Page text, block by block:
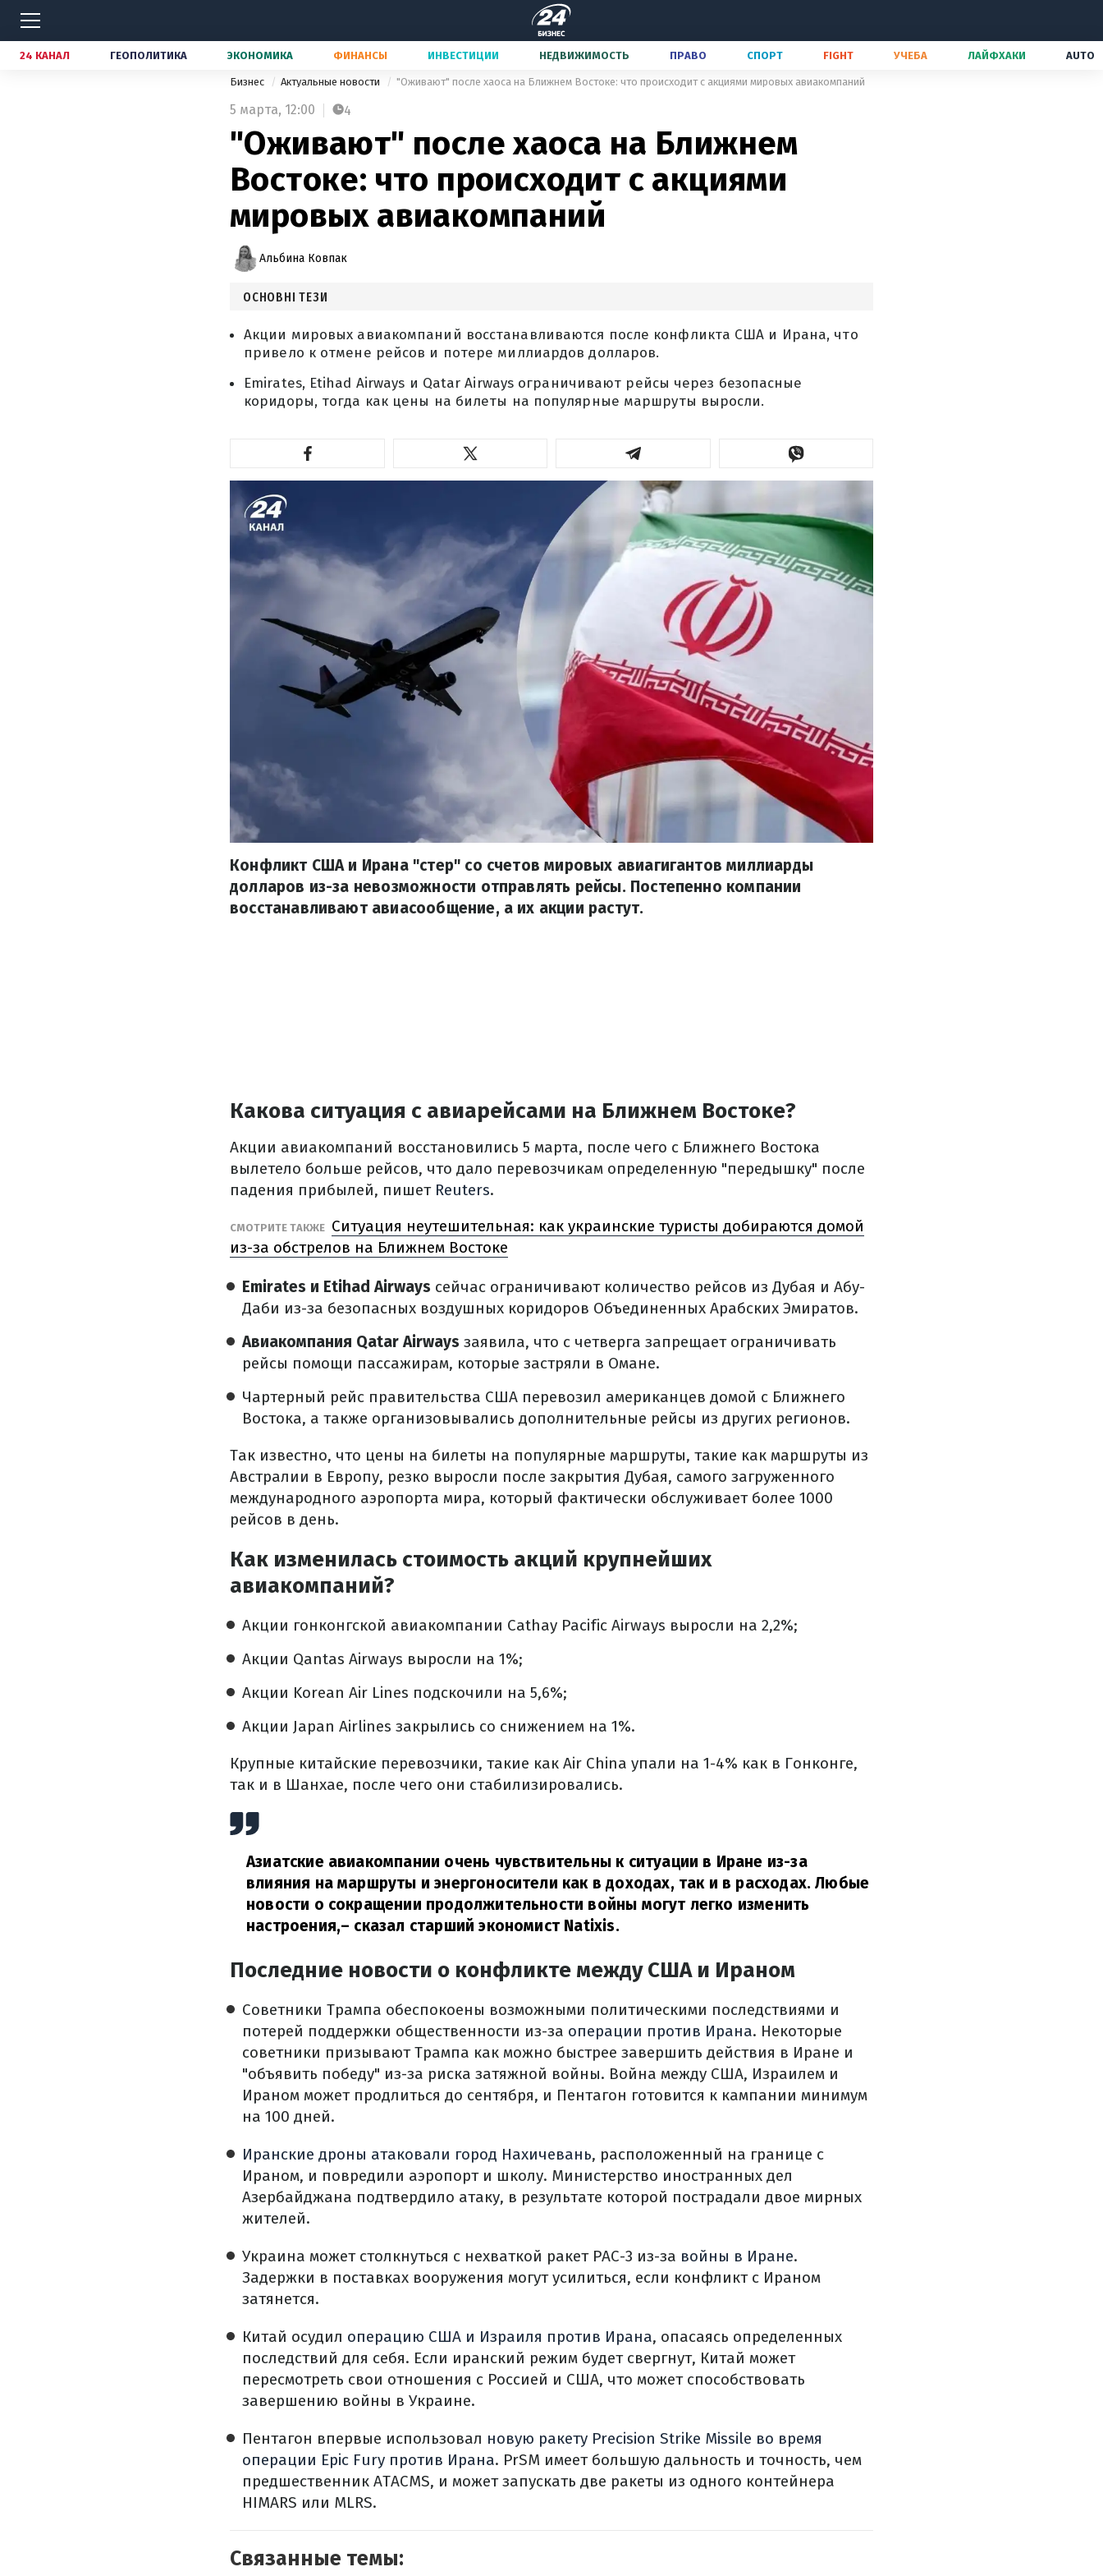
24 КАНАЛ ГЕОПОЛИТИКА ЭКОНОМИКА ФИНАНСЫ ИНВЕСТИЦИИ НЕДВИЖИМОСТЬ ПРАВО СПОРТ FIGHT УЧЕБА ЛАЙФХАКИ AUTO
Бизнес Актуальные новости "Оживают" после хаоса на Ближнем Востоке: что происходит с акциями мировых авиакомпаний
5 марта, 12:00 4
"Оживают" после хаоса на Ближнем
Востоке: что происходит с акциями
мировых авиакомпаний
Альбина Ковпак
ОСНОВНІ ТЕЗИ
Акции мировых авиакомпаний восстанавливаются после конфликта США и Ирана, что
привело к отмене рейсов и потере миллиардов долларов.
Emirates, Etihad Airways и Qatar Airways ограничивают рейсы через безопасные
коридоры, тогда как цены на билеты на популярные маршруты выросли.
Конфликт США и Ирана "стер" со счетов мировых авиагигантов миллиарды
долларов из-за невозможности отправлять рейсы. Постепенно компании
восстанавливают авиасообщение, а их акции растут.
Какова ситуация с авиарейсами на Ближнем Востоке?
Акции авиакомпаний восстановились 5 марта, после чего с Ближнего Востока
вылетело больше рейсов, что дало перевозчикам определенную "передышку" после
падения прибылей, пишет Reuters.
СМОТРИТЕ ТАКЖЕ Ситуация неутешительная: как украинские туристы добираются домой
из-за обстрелов на Ближнем Востоке
Emirates и Etihad Airways сейчас ограничивают количество рейсов из Дубая и Абу-
Даби из-за безопасных воздушных коридоров Объединенных Арабских Эмиратов.
Авиакомпания Qatar Airways заявила, что с четверга запрещает ограничивать
рейсы помощи пассажирам, которые застряли в Омане.
Чартерный рейс правительства США перевозил американцев домой с Ближнего
Востока, а также организовывались дополнительные рейсы из других регионов.
Так известно, что цены на билеты на популярные маршруты, такие как маршруты из
Австралии в Европу, резко выросли после закрытия Дубая, самого загруженного
международного аэропорта мира, который фактически обслуживает более 1000
рейсов в день.
Как изменилась стоимость акций крупнейших
авиакомпаний?
Акции гонконгской авиакомпании Cathay Pacific Airways выросли на 2,2%;
Акции Qantas Airways выросли на 1%;
Акции Korean Air Lines подскочили на 5,6%;
Акции Japan Airlines закрылись со снижением на 1%.
Крупные китайские перевозчики, такие как Air China упали на 1-4% как в Гонконге,
так и в Шанхае, после чего они стабилизировались.
Азиатские авиакомпании очень чувствительны к ситуации в Иране из-за
влияния на маршруты и энергоносители как в доходах, так и в расходах. Любые
новости о сокращении продолжительности войны могут легко изменить
настроения,– сказал старший экономист Natixis.
Последние новости о конфликте между США и Ираном
Советники Трампа обеспокоены возможными политическими последствиями и
потерей поддержки общественности из-за операции против Ирана. Некоторые
советники призывают Трампа как можно быстрее завершить действия в Иране и
"объявить победу" из-за риска затяжной войны. Война между США, Израилем и
Ираном может продлиться до сентября, и Пентагон готовится к кампании минимум
на 100 дней.
Иранские дроны атаковали город Нахичевань, расположенный на границе с
Ираном, и повредили аэропорт и школу. Министерство иностранных дел
Азербайджана подтвердило атаку, в результате которой пострадали двое мирных
жителей.
Украина может столкнуться с нехваткой ракет PAC-3 из-за войны в Иране.
Задержки в поставках вооружения могут усилиться, если конфликт с Ираном
затянется.
Китай осудил операцию США и Израиля против Ирана, опасаясь определенных
последствий для себя. Если иранский режим будет свергнут, Китай может
пересмотреть свои отношения с Россией и США, что может способствовать
завершению войны в Украине.
Пентагон впервые использовал новую ракету Precision Strike Missile во время
операции Epic Fury против Ирана. PrSM имеет большую дальность и точность, чем
предшественник ATACMS, и может запускать две ракеты из одного контейнера
HIMARS или MLRS.
Связанные темы: